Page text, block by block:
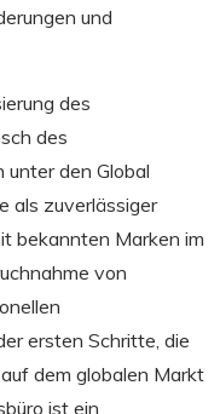
und
des
des
den Global
als zuverlässiger
bekannten Marken im
von
ersten Schritte, die
dem globalen Markt
ist ein